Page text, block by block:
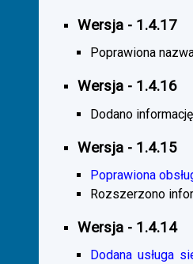
Wersja - 1.4.17
Poprawiona
Wersja - 1.4.16
Dodano
Wersja - 1.4.15
Poprawiona
Rozszerzono
Wersja - 1.4.14
Dodana usługa